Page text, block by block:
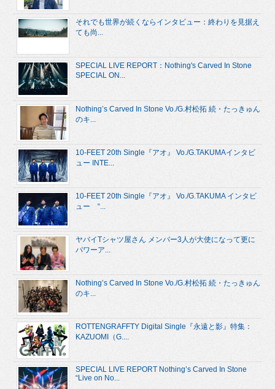
それでも世界が続くならインタビュー：終わりを見据え
ても尚...
SPECIAL LIVE REPORT：Nothing's Carved In Stone
SPECIAL ON...
Nothing’s Carved In Stone Vo./G.村松拓 続・たっきゅん
のキ...
10-FEET 20th Single『アオ』 Vo./G.TAKUMAインタビ
ュー INTE...
10-FEET 20th Single『アオ』 Vo./G.TAKUMA インタビ
ュー “...
ヤバイTシャツ屋さん メンバー3人が大使になって更に
パワーア...
Nothing’s Carved In Stone Vo./G.村松拓 続・たっきゅん
のキ...
ROTTENGRAFFTY Digital Single『永遠と影』特集：
KAZUOMI（G....
SPECIAL LIVE REPORT Nothing’s Carved In Stone
“Live on No...